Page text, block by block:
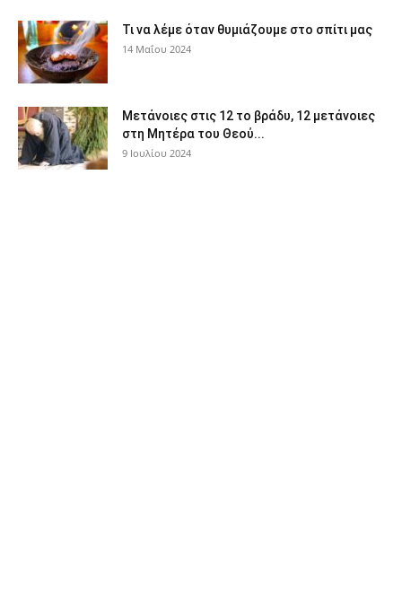
Τι να λέμε όταν θυμιάζουμε στο σπίτι μας
14 Μαΐου 2024
Μετάνοιες στις 12 το βράδυ, 12 μετάνοιες
στη Μητέρα του Θεού...
9 Ιουλίου 2024